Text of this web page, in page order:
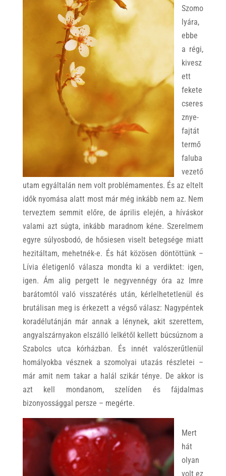
Szomo
lyára,
ebbe
a régi,
kivesz
ett
fekete
cseres
znye-
fajtát
termő
faluba
vezető
utam egyáltalán nem volt problémamentes. És az eltelt
idők nyomása alatt most már még inkább nem az. Nem
terveztem semmit előre, de április elején, a híváskor
valami azt súgta, inkább maradnom kéne. Szerelmem
egyre súlyosbodó, de hősiesen viselt betegsége miatt
hezitáltam, mehetnék-e. És hát közösen döntöttünk –
Lívia életigenlő válasza mondta ki a verdiktet: igen,
igen. Ám alig pergett le negyvennégy óra az Imre
barátomtól való visszatérés után, kérlelhetetlenül és
brutálisan meg is érkezett a végső válasz: Nagypéntek
koradélutánján már annak a lénynek, akit szerettem,
angyalszárnyakon elszálló lelkétől kellett búcsúznom a
Szabolcs utca kórházban. És innét valószerűtlenül
homályokba vésznek a szomolyai utazás részletei –
már amit nem takar a halál szikár ténye. De akkor is
azt kell mondanom, szelíden és fájdalmas
bizonyossággal persze – megérte.
Mert
hát
olyan
volt ez